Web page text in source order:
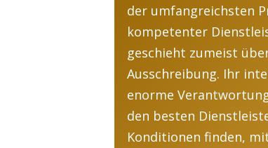
der umfangreichsten
kompetenter
geschieht zumeist
Ausschreibung. Ihr
enorme
den besten
Konditionen finden,